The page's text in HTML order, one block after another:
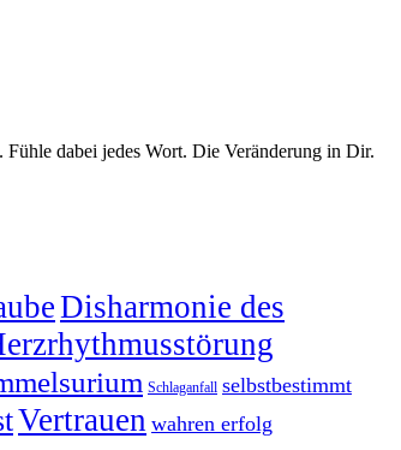
dabei jedes Wort. Die Veränderung in Dir.
Disharmonie des
Schlaganfall selbstbestimmt
Vertrauen wahren erfolg